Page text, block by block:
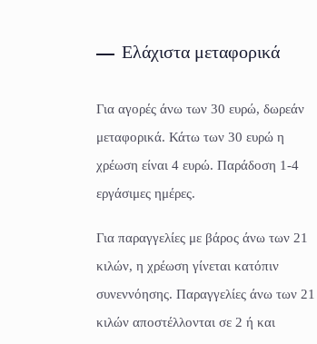
Ελάχιστα μεταφορικά
Για αγορές άνω των 30 ευρώ, δωρεάν
μεταφορικά. Κάτω των 30 ευρώ η
χρέωση είναι 4 ευρώ. Παράδοση 1-4
εργάσιμες ημέρες.
Για παραγγελίες με βάρος άνω των 21
κιλών, η χρέωση γίνεται κατόπιν
συνεννόησης. Παραγγελίες άνω των 21
κιλών αποστέλλονται σε 2 ή και